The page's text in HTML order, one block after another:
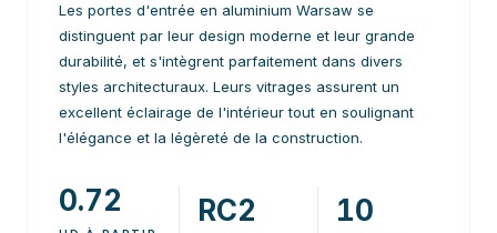
Les portes d'entrée en aluminium Warsaw se
distinguent par leur design moderne et leur grande
durabilité, et s'intègrent parfaitement dans divers
styles architecturaux. Leurs vitrages assurent un
excellent éclairage de l'intérieur tout en soulignant
l'élégance et la légèreté de la construction.
0.72 RC2 10